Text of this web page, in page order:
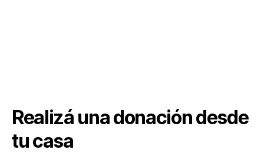
Realizá una donación desde
tu casa